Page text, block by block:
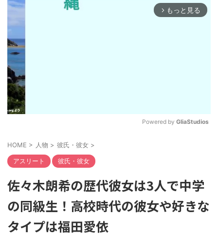
arrow_forward_ios もっと見る
Powered by GliaStudios
HOME > 人物 > 彼氏・彼女 >
アスリート 彼氏・彼女
佐々木朗希の歴代彼女は3人で中学
の同級生！高校時代の彼女や好きな
タイプは福田愛依